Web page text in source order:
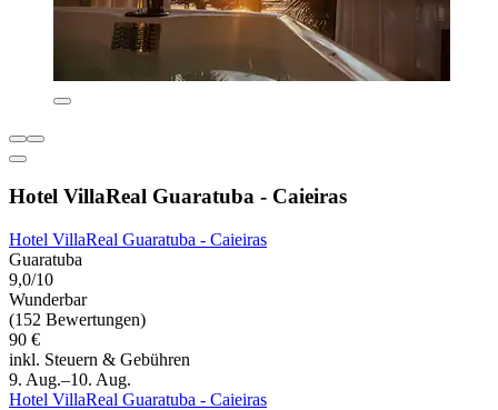
Hotel VillaReal Guaratuba - Caieiras
Hotel VillaReal Guaratuba - Caieiras
Guaratuba
9,0/10
Wunderbar
(152 Bewertungen)
90 €
inkl. Steuern & Gebühren
9. Aug.–10. Aug.
Hotel VillaReal Guaratuba - Caieiras